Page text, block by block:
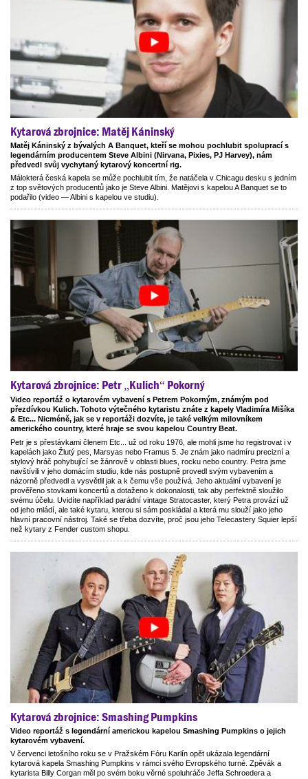
Kytarová zbrojnice: Matěj Káninský
Matěj Káninský z bývalých A Banquet, kteří se mohou pochlubit spoluprací s
legendárním producentem Steve Albini (Nirvana, Pixies, PJ Harvey), nám
předvedl svůj vychytaný kytarový koncertní rig.
Málokterá česká kapela se může pochlubit tím, že natáčela v Chicagu desku s jedním
z top světových producentů jako je Steve Albini. Matějovi s kapelou A Banquet se to
podařilo (video — Albini s kapelou ve studiu).
Kytarová zbrojnice: Petr „Kulich“ Pokorný
Video reportáž o kytarovém vybavení s Petrem Pokorným, známým pod
přezdívkou Kulich. Tohoto výtečného kytaristu znáte z kapely Vladimíra Mišíka
& Etc... Nicméně, jak se v reportáži dozvíte, je také velkým milovníkem
amerického country, které hraje se svou kapelou Country Beat.
Petr je s přestávkami členem Etc... už od roku 1976, ale mohli jsme ho registrovat i v
kapelách jako Žlutý pes, Marsyas nebo Framus 5. Je znám jako nadmíru precizní a
stylový hráč pohybující se žánrově v oblasti blues, rocku nebo country. Petra jsme
navštívili v jeho domácím studiu, kde nás postupně provedl svým vybavením a
názorně předvedl a vysvětlil jak a k čemu vše používá. Jeho aktuální vybavení je
prověřeno stovkami koncertů a dotaženo k dokonalosti, tak aby perfektně sloužilo
svému účelu. Uvidíte například parádní vintage Stratocaster, který Petra provází už
od jeho mládí, ale také kytaru, kterou si sám poskládal a která mu slouží jako jeho
hlavní pracovní nástroj. Také se třeba dozvíte, proč jsou jeho Telecastery Squier lepší
než kytary z Fender custom shopu.
Kytarová zbrojnice: Smashing Pumpkins
Video reportáž s legendární americkou kapelou Smashing Pumpkins o jejich
kytarovém vybavení.
V červenci letošního roku se v Pražském Fóru Karlín opět ukázala legendární
kytarová kapela Smashing Pumpkins v rámci svého Evropského turné. Zpěvák a
kytarista Billy Corgan měl po svém boku věrné spoluhráče Jeffa Schroedera a